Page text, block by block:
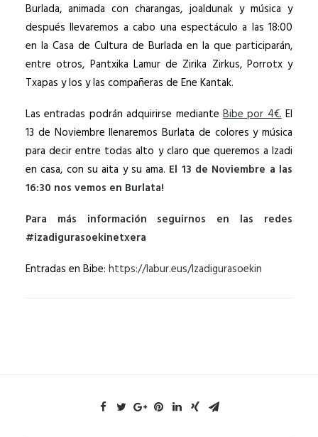
Burlada, animada con charangas, joaldunak y música y
después llevaremos a cabo una espectáculo a las 18:00
en la Casa de Cultura de Burlada en la que participarán,
entre otros, Pantxika Lamur de Zirika Zirkus, Porrotx y
Txapas y los y las compañeras de Ene Kantak.
Las entradas podrán adquirirse medianteBibe por 4€.El
13 de Noviembre llenaremos Burlata de colores y música
para decir entre todas alto y claro que queremos a Izadi
en casa, con su aita y su ama. El 13 de Noviembre a las
16:30 nos vemos en Burlata!
Para más información seguirnos en las redes
#izadigurasoekinetxera
Entradas en Bibe: https://labur.eus/Izadigurasoekin